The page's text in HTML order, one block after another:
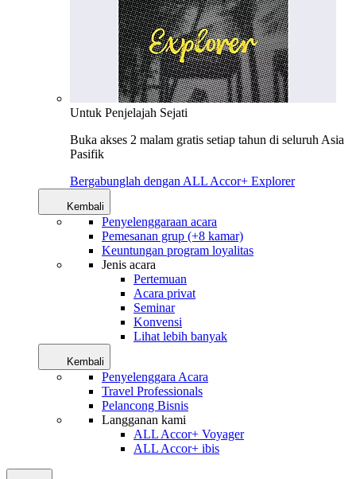
Untuk Penjelajah Sejati
Buka akses 2 malam gratis setiap tahun di seluruh Asia
Pasifik
Bergabunglah dengan ALL Accor+ Explorer
Kembali
Penyelenggaraan acara
Pemesanan grup (+8 kamar)
Keuntungan program loyalitas
Jenis acara
Pertemuan
Acara privat
Seminar
Konvensi
Lihat lebih banyak
Kembali
Penyelenggara Acara
Travel Professionals
Pelancong Bisnis
Langganan kami
ALL Accor+ Voyager
ALL Accor+ ibis